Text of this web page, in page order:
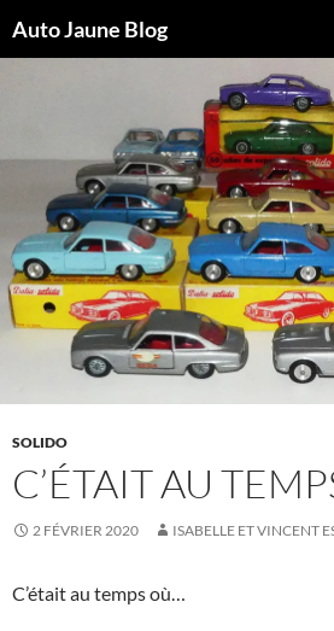
Auto Jaune Blog
SOLIDO
C’ÉTAIT AU
2 FÉVRIER 2020 ISABELLE ET VINCENT
C’était au temps où…